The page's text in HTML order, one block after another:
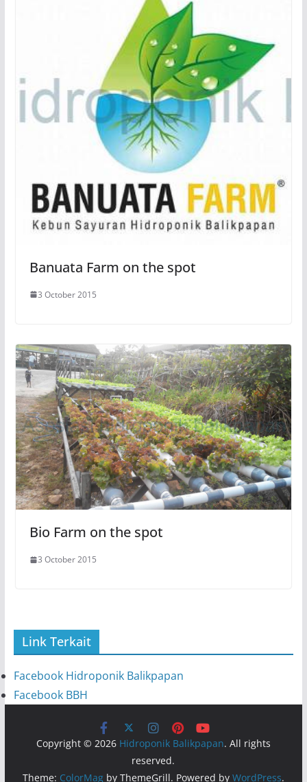
Banuata Farm on the spot
3 October 2015
Bio Farm on the spot
3 October 2015
Link Terkait
Facebook Hidroponik Balikpapan
Facebook BBH
Copyright © 2026 Hidroponik Balikpapan. All rights
reserved.
Theme: ColorMagby ThemeGrill. Powered by WordPress.